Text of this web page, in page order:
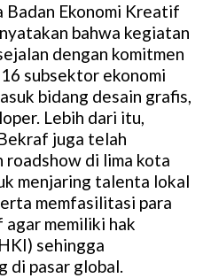
M
u
t
e
Badan Ekonomi Kreatif
bahwa kegiatan
dengan komitmen
subsektor ekonomi
bidang desain grafis,
Lebih dari itu,
juga telah
roadshow di lima kota
menjaring talenta lokal
memfasilitasi para
memiliki hak
sehingga
di pasar global.